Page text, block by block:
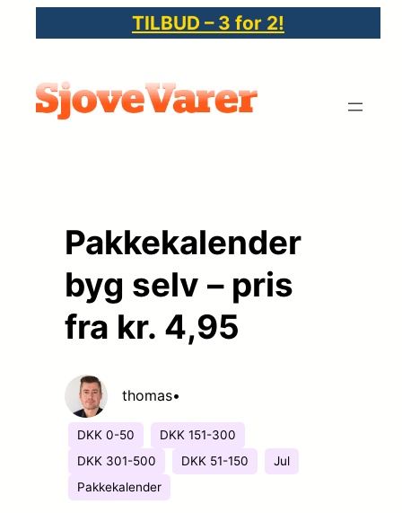
indhold
TILBUD – 3 for 2!
Pakkekalender
byg selv – pris
fra kr. 4,95
thomas•
DKK 0-50
DKK 151-300
DKK 301-500
DKK 51-150
Jul
Pakkekalender